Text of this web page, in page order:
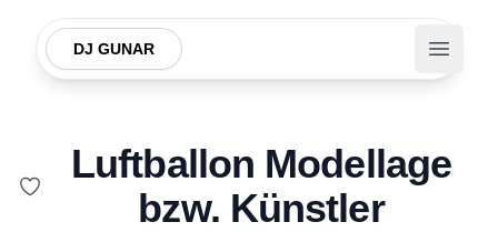
DJ GUNAR
Open
Luftballon Modellage
bzw. Künstler